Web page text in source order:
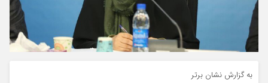
به گزارش نشان برتر